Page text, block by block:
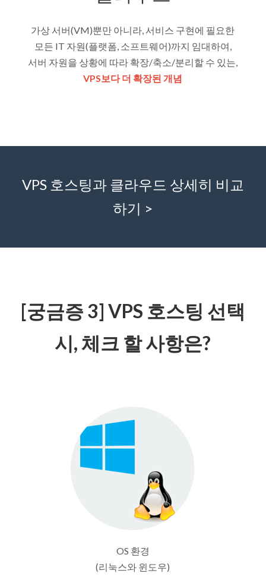
가상 서버(VM)뿐만 아니라, 서비스 구현에 필요한
모든 IT 자원(플랫폼, 소프트웨어)까지 임대하여,
서버 자원을 상황에 따라 확장/축소/분리할 수 있는,
VPS보다 더 확장된 개념
VPS 호스팅과 클라우드 상세히 비교
하기 >
[궁금증 3] VPS 호스팅 선택
시, 체크 할 사항은?
OS 환경
(리눅스와 윈도우)